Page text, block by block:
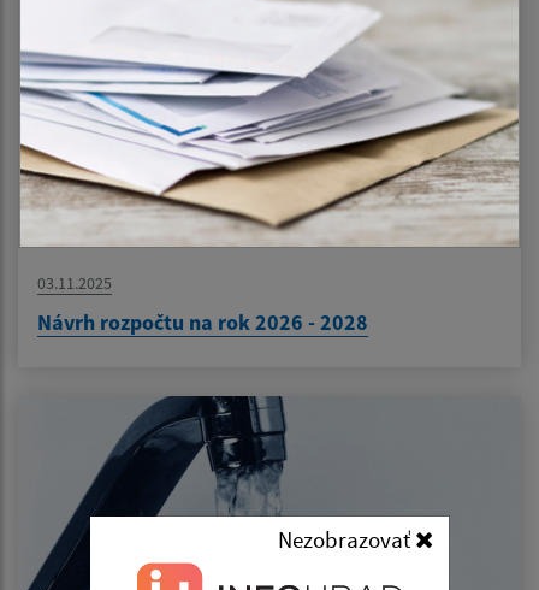
Nezobrazovať
03.11.2025
Návrh rozpočtu na rok 2026 - 2028